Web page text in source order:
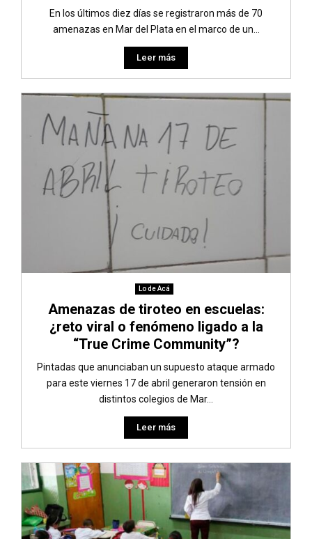
En los últimos diez días se registraron más de 70
amenazas en Mar del Plata en el marco de un...
Leer más
Lo de Acá
Amenazas de tiroteo en escuelas:
¿reto viral o fenómeno ligado a la
“True Crime Community”?
Pintadas que anunciaban un supuesto ataque armado
para este viernes 17 de abril generaron tensión en
distintos colegios de Mar...
Leer más